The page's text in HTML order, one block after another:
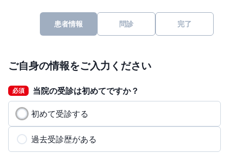
患者情報 問診 完了
ご自身の情報をご入力ください
必須 当院の受診は初めてですか？
初めて受診する
過去受診歴がある